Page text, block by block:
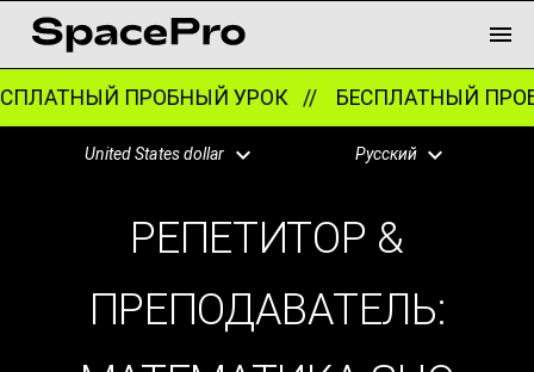
ПРОБНЫЙ УРОК //БЕСПЛАТНЫЙ
United States dollar Русский
РЕПЕТИТОР &
ПРЕПОДАВАТЕЛЬ: